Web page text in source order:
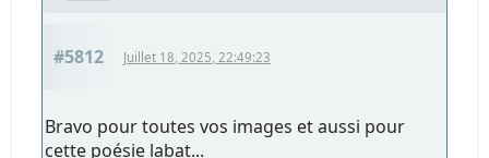
#5812 Juillet 18, 2025, 22:49:23
Bravo pour toutes vos images et aussi pour
cette poésie labat...